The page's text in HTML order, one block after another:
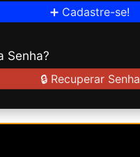
➕ Cadastre-se!
Senha?
🔒 Recuperar Senha